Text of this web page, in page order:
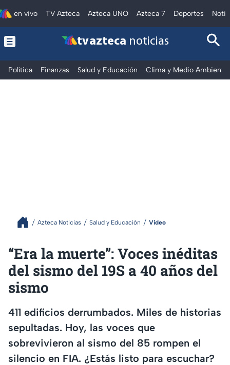
en vivo TV Azteca Azteca UNO Azteca 7 Deportes
tv azteca noticias
Política Finanzas Salud y Educación Clima y Medio Ambiente
Azteca Noticias Salud y Educación Video
“Era la muerte”: Voces inéditas
del sismo del 19S a 40 años del
sismo
411 edificios derrumbados. Miles de historias
sepultadas. Hoy, las voces que
sobrevivieron al sismo del 85 rompen el
silencio en FIA. ¿Estás listo para escuchar?